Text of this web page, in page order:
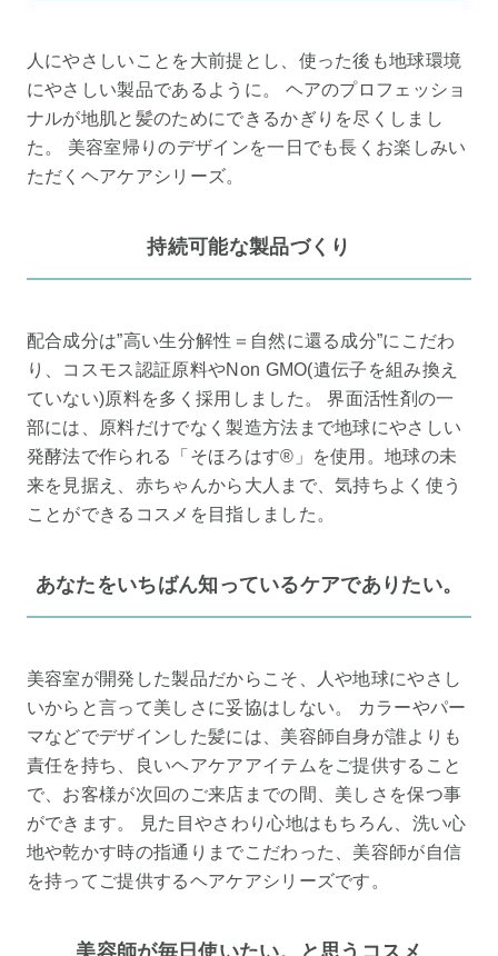
人にやさしいことを大前提とし、使った後も地球環境
にやさしい製品であるように。 ヘアのプロフェッショ
ナルが地肌と髪のためにできるかぎりを尽くしまし
た。 美容室帰りのデザインを一日でも長くお楽しみい
ただくヘアケアシリーズ。
持続可能な製品づくり
配合成分は”高い生分解性＝自然に還る成分”にこだわ
り、コスモス認証原料やNon GMO(遺伝子を組み換え
ていない)原料を多く採用しました。 界面活性剤の一
部には、原料だけでなく製造方法まで地球にやさしい
発酵法で作られる「そほろはす®」を使用。地球の未
来を見据え、赤ちゃんから大人まで、気持ちよく使う
ことができるコスメを目指しました。
あなたをいちばん知っているケアでありたい。
美容室が開発した製品だからこそ、人や地球にやさし
いからと言って美しさに妥協はしない。 カラーやパー
マなどでデザインした髪には、美容師自身が誰よりも
責任を持ち、良いヘアケアアイテムをご提供すること
で、お客様が次回のご来店までの間、美しさを保つ事
ができます。 見た目やさわり心地はもちろん、洗い心
地や乾かす時の指通りまでこだわった、美容師が自信
を持ってご提供するヘアケアシリーズです。
美容師が毎日使いたい。と思うコスメ